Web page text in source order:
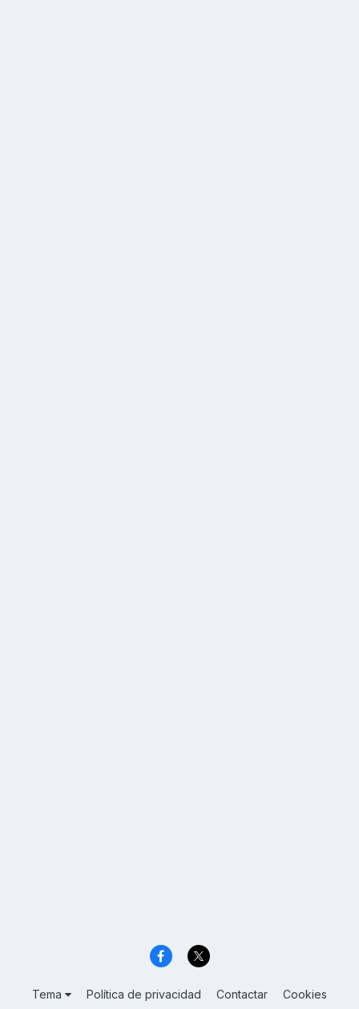
Tema Política de privacidad Contactar Cookies